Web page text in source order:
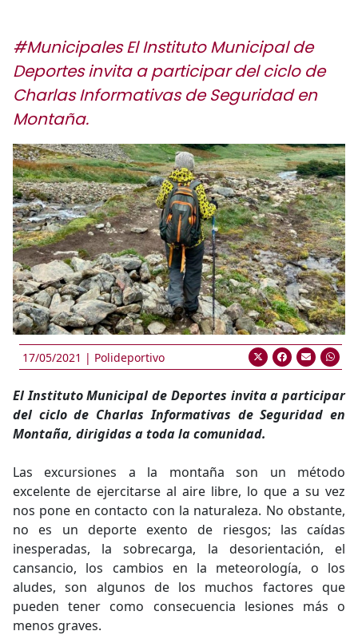
#Municipales El Instituto Municipal de
Deportes invita a participar del ciclo de
Charlas Informativas de Seguridad en
Montaña.
17/05/2021 | Polideportivo
El Instituto Municipal de Deportes invita a participar
del ciclo de Charlas Informativas de Seguridad en
Montaña, dirigidas a toda la comunidad.
Las excursiones a la montaña son un método
excelente de ejercitarse al aire libre, lo que a su vez
nos pone en contacto con la naturaleza. No obstante,
no es un deporte exento de riesgos; las caídas
inesperadas, la sobrecarga, la desorientación, el
cansancio, los cambios en la meteorología, o los
aludes, son algunos de los muchos factores que
pueden tener como consecuencia lesiones más o
menos graves.